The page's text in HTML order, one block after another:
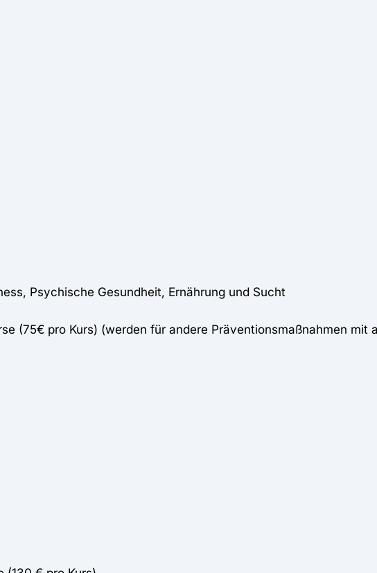
Psychische Gesundheit, Ernährung und Sucht
(75€ pro Kurs) (werden für andere Präventionsmaßnahmen mit